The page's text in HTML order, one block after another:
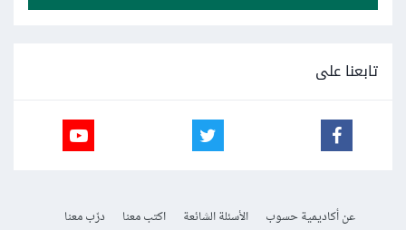
تابعنا على
عن أكاديمية حسوب الأسئلة الشائعة اكتب معنا
درّب معنا